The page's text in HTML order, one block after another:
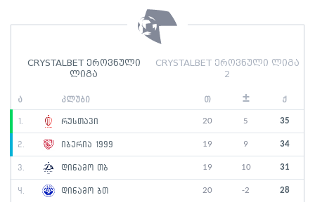
CRYSTALBET ეროვნული
ლიგა
CRYSTALBET ეროვნული ლიგა
2
ა კლუბი თ ± ქ
1. რუსთავი 20 5 35
2. იბერია 1999 19 9 34
3. დინამო თბ 19 10 31
4. დინამო ბთ 20 -2 28